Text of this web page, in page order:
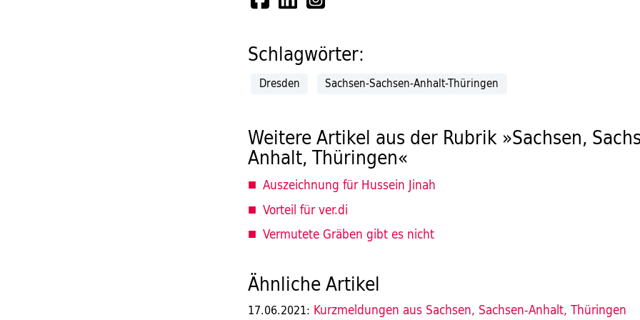
Schlagwörter:
Dresden Sachsen-Sachsen-Anhalt-Thüringen
Weitere Artikel aus der Rubrik »Sachsen,
Anhalt, Thüringen«
Auszeichnung für Hussein Jinah
Vorteil für ver.di
Vermutete Gräben gibt es nicht
Ähnliche Artikel
17.06.2021: Kurzmeldungen aus Sachsen, Sachsen-Anhalt, Thüringen